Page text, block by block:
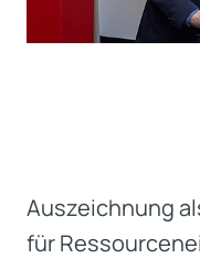
Auszeichnung
für